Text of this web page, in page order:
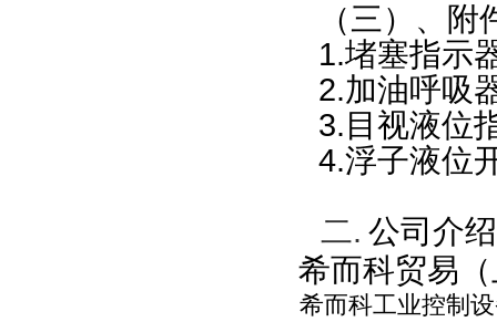
（三）、附
1.堵塞指示
2.加油呼吸
3.目视液位
4.浮子液位
二. 公司介绍
希而科贸易
希而科工业控制